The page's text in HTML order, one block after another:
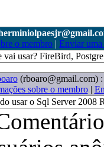
o membro | Enviar uma
vai usar? FireBird,
(rboaro@gmail.com):
sobre o membro|
usar o Sql Server 2008